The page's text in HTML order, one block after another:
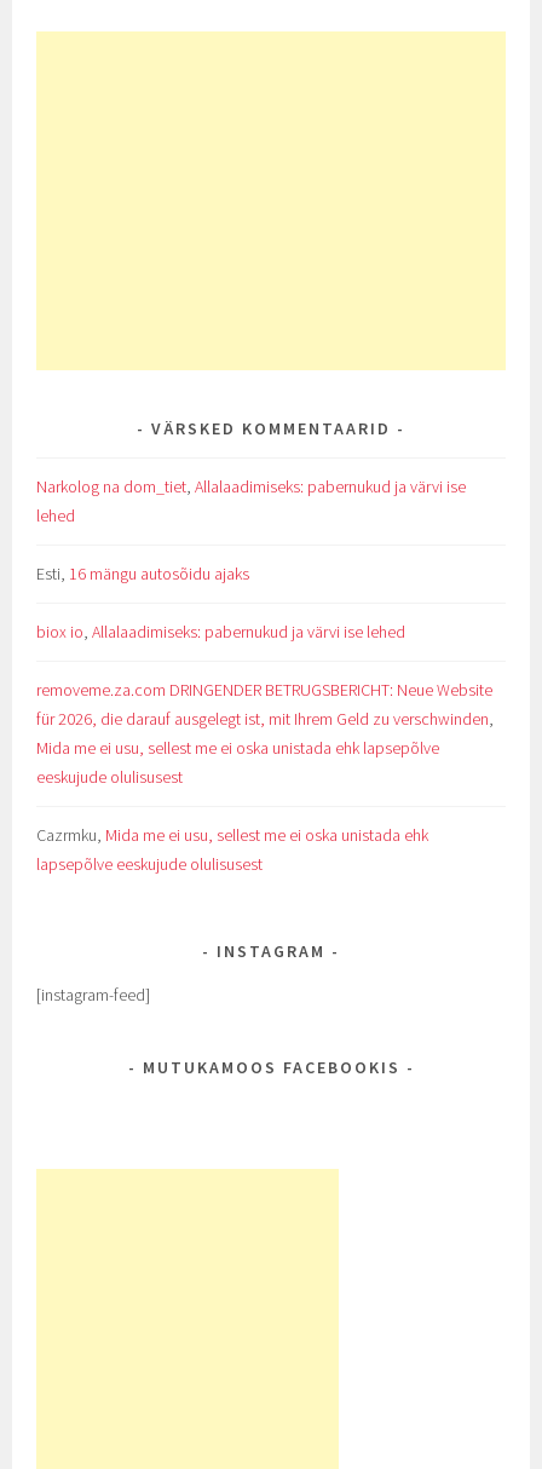
VÄRSKED KOMMENTAARID
Narkolog na dom_tiet,Allalaadimiseks: pabernukud ja värvi ise
lehed
Esti, 16 mängu autosõidu ajaks
biox io,Allalaadimiseks: pabernukud ja värvi ise lehed
removeme.za.com DRINGENDER BETRUGSBERICHT: Neue Website
für 2026, die darauf ausgelegt ist, mit Ihrem Geld zu verschwinden,
Mida me ei usu, sellest me ei oska unistada ehk lapsepõlve
eeskujude olulisusest
Cazrmku, Mida me ei usu, sellest me ei oska unistada ehk
lapsepõlve eeskujude olulisusest
INSTAGRAM
[instagram-feed]
MUTUKAMOOS FACEBOOKIS